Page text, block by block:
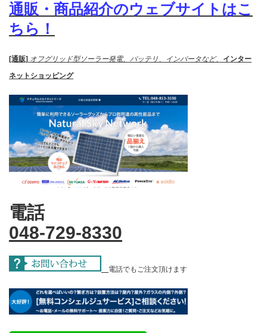
通販・商品紹介のウェブサイトはこ
ちら！
[通販] オフグリッド型ソーラー発電、バッテリ、インバータなど、 インター
ネットショッピング
電話
048-729-8330
電話でもご注文頂けます